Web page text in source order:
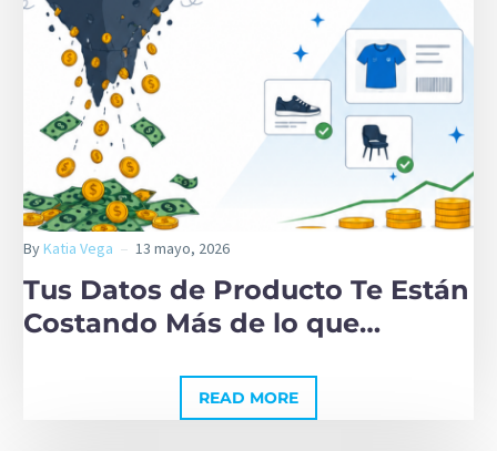
ByKatia Vega 13 mayo, 2026
Tus Datos de Producto Te Están
Costando Más de lo que
READ MORE